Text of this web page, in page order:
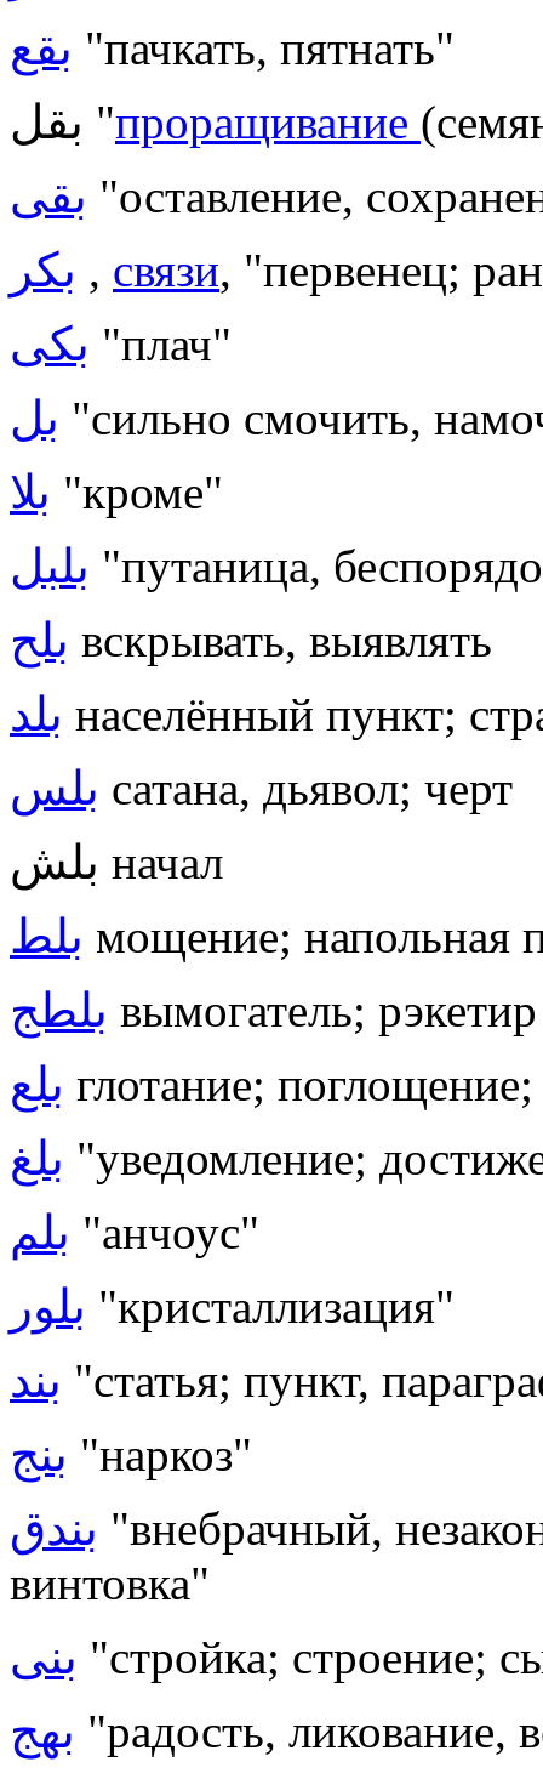
بقع "пачкать, пятнать"
بقل "проращивание
بقى "оставление,
بكر , связи, "первенец;
بكى "плач"
بل "сильно смочить,
بلا "кроме"
بلبل "путаница,
بلح вскрывать, выявлять
بلد населённый пункт;
بلس сатана, дьявол; черт
بلش начал
بلط мощение; напольная
بلطج вымогатель; рэкетир
بلع глотание;
بلغ "уведомление;
بلم "анчоус"
بلور "кристаллизация"
بند "статья; пункт,
بنج "наркоз"
بندق "внебрачный,
винтовка"
بنى "стройка; строение;
بهج "радость, ликование,